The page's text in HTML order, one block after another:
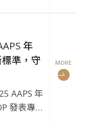
集團亦
究發展
建的力
年
準，守
AAPS 年
發表專業
MORE